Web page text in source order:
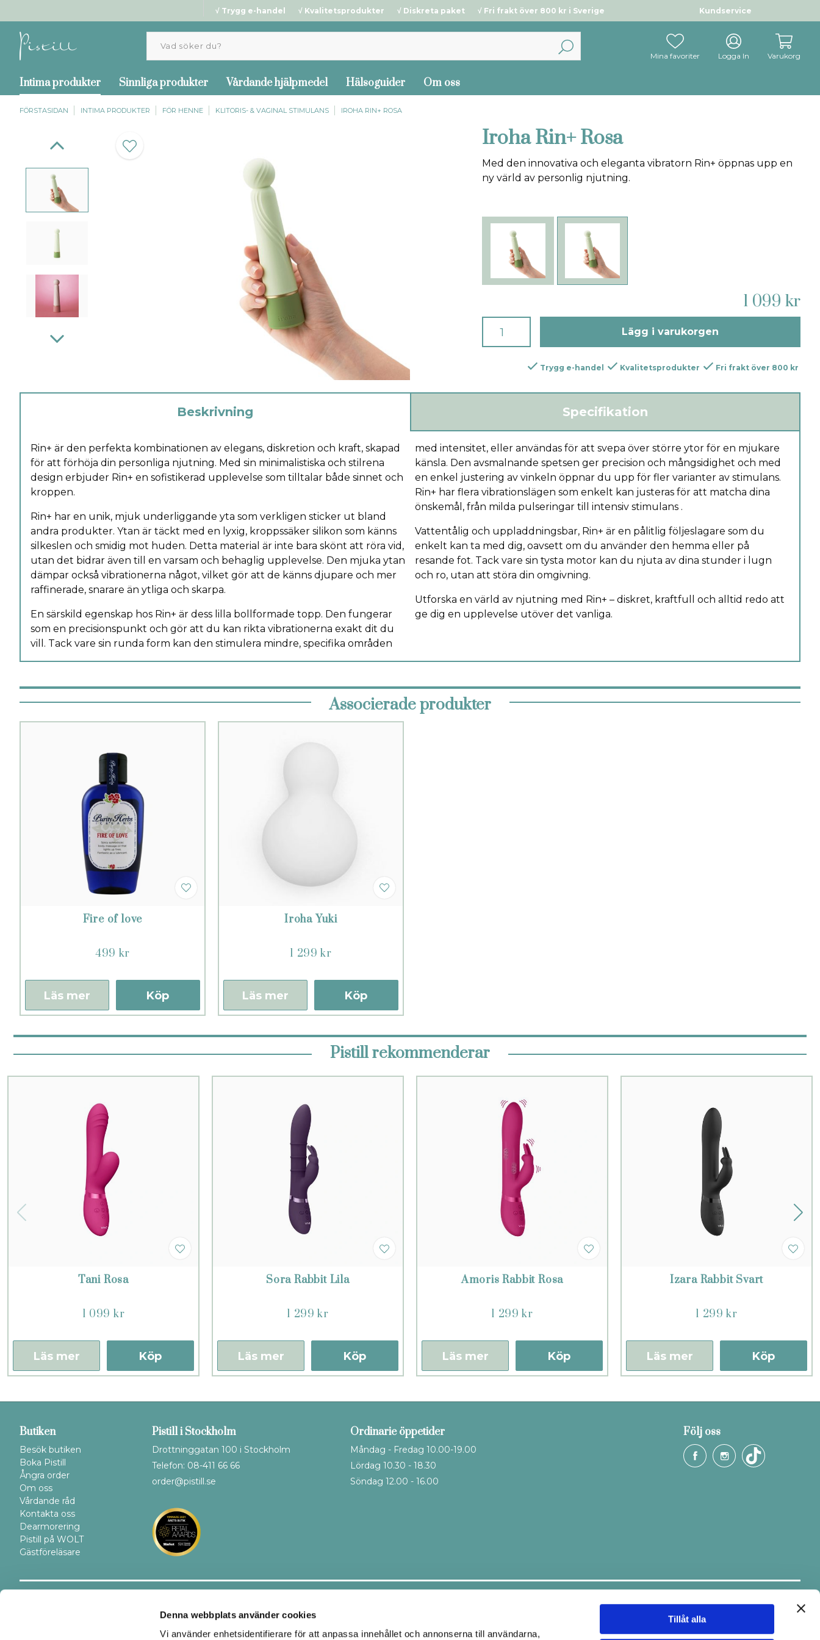
Denna webbplats använder cookies
Vi använder enhetsidentifierare för att anpassa innehållet och annonserna till användarna,
Tillåt alla
Kundservice
√ Trygg e-handel √ Kvalitetsprodukter √ Diskreta paket √ Fri frakt över 800 kr i Sverige
Mina favoriter Logga In Varukorg
Intima produkter Sinnliga produkter Vårdande hjälpmedel Hälsoguider Om oss
FÖRSTASIDAN INTIMA PRODUKTER FÖR HENNE KLITORIS- & VAGINAL STIMULANS IROHA RIN+ ROSA
Iroha Rin+ Rosa
Med den innovativa och eleganta vibratorn Rin+ öppnas upp en
ny värld av personlig njutning.
1 099 kr
Lägg i varukorgen
Trygg e-handel Kvalitetsprodukter Fri frakt över 800 kr
Beskrivning Specifikation
Rin+ är den perfekta kombinationen av elegans, diskretion och kraft, skapad
för att förhöja din personliga njutning. Med sin minimalistiska och stilrena
design erbjuder Rin+ en sofistikerad upplevelse som tilltalar både sinnet och
kroppen.
Rin+ har en unik, mjuk underliggande yta som verkligen sticker ut bland
andra produkter. Ytan är täckt med en lyxig, kroppssäker silikon som känns
silkeslen och smidig mot huden. Detta material är inte bara skönt att röra vid,
utan det bidrar även till en varsam och behaglig upplevelse. Den mjuka ytan
dämpar också vibrationerna något, vilket gör att de känns djupare och mer
raffinerade, snarare än ytliga och skarpa.
En särskild egenskap hos Rin+ är dess lilla bollformade topp. Den fungerar
som en precisionspunkt och gör att du kan rikta vibrationerna exakt dit du
vill. Tack vare sin runda form kan den stimulera mindre, specifika områden
med intensitet, eller användas för att svepa över större ytor för en mjukare
känsla. Den avsmalnande spetsen ger precision och mångsidighet och med
en enkel justering av vinkeln öppnar du upp för fler varianter av stimulans.
Rin+ har flera vibrationslägen som enkelt kan justeras för att matcha dina
önskemål, från milda pulseringar till intensiv stimulans .
Vattentålig och uppladdningsbar, Rin+ är en pålitlig följeslagare som du
enkelt kan ta med dig, oavsett om du använder den hemma eller på
resande fot. Tack vare sin tysta motor kan du njuta av dina stunder i lugn
och ro, utan att störa din omgivning.
Utforska en värld av njutning med Rin+ – diskret, kraftfull och alltid redo att
ge dig en upplevelse utöver det vanliga.
Associerade produkter
Fire of love
499 kr
Köp
Läs mer
Iroha Yuki
1 299 kr
Köp
Läs mer
Pistill rekommenderar
Tani Rosa
1 099 kr
Köp
Läs mer
Sora Rabbit Lila
1 299 kr
Köp
Läs mer
Amoris Rabbit Rosa
1 299 kr
Köp
Läs mer
Izara Rabbit Svart
1 299 kr
Köp
Läs mer
Butiken
Besök butiken
Boka Pistill
Ångra order
Om oss
Vårdande råd
Kontakta oss
Dearmorering
Pistill på WOLT
Gästföreläsare
Pistill i Stockholm
Drottninggatan 100 i Stockholm
Telefon: 08-411 66 66
order@pistill.se
Ordinarie öppetider
Måndag - Fredag 10.00-19.00
Lördag 10.30 - 18.30
Söndag 12.00 - 16.00
Följ oss
Håll dig uppdaterad.Ta del av tips & fina erbjudanden via